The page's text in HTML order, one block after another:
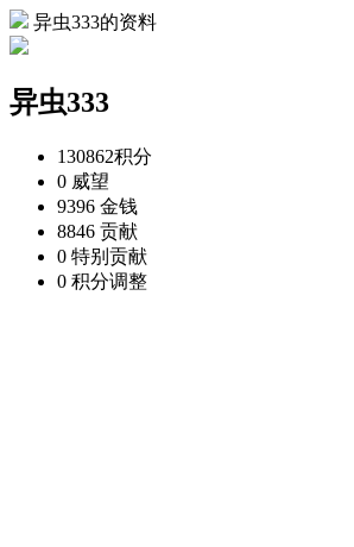
异虫333的资料
异虫333
130862积分
0 威望
9396 金钱
8846 贡献
0 特别贡献
0 积分调整